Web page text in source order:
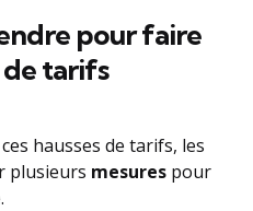
pour faire
de tarifs
hausses de tarifs, les
plusieurs mesures pour